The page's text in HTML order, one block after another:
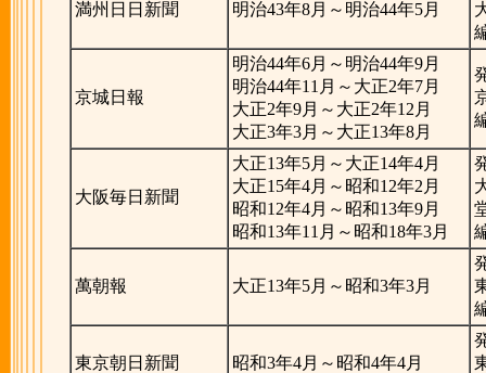
満州日日新聞 明治43年8月～明治44年5月
京城日報
明治44年6月～明治44年9月
明治44年11月～大正2年7月
大正2年9月～大正2年12月
大正3年3月～大正13年8月
大阪毎日新聞
大正13年5月～大正14年4月
大正15年4月～昭和12年2月
昭和12年4月～昭和13年9月
昭和13年11月～昭和18年3月
萬朝報 大正13年5月～昭和3年3月
東京朝日新聞 昭和3年4月～昭和4年4月